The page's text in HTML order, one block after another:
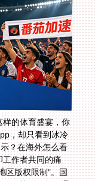
的体育盛宴，你
，却只看到冰冷
？在海外怎么看
工作者共同的痛
区版权限制”。国
，其播放权限通
，这个问题并非
款可靠的回国加
享受原汁原味的
还是悉尼，都能